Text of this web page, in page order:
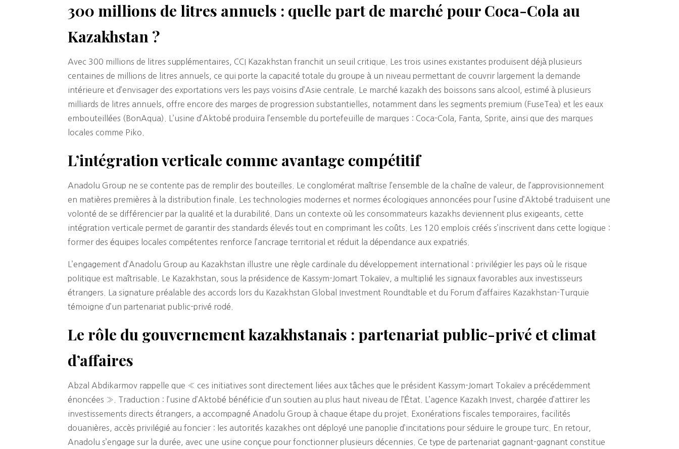
300 millions de litres annuels : quelle part de marché pour Coca-Cola au
Kazakhstan ?
Avec 300 millions de litres supplémentaires, CCI Kazakhstan franchit un seuil critique. Les trois usines existantes produisent déjà plusieurs
centaines de millions de litres annuels, ce qui porte la capacité totale du groupe à un niveau permettant de couvrir largement la demande
intérieure et d’envisager des exportations vers les pays voisins d’Asie centrale. Le marché kazakh des boissons sans alcool, estimé à plusieurs
milliards de litres annuels, offre encore des marges de progression substantielles, notamment dans les segments premium (FuseTea) et les eaux
embouteillées (BonAqua). L’usine d’Aktobé produira l’ensemble du portefeuille de marques : Coca-Cola, Fanta, Sprite, ainsi que des marques
locales comme Piko.
L’intégration verticale comme avantage compétitif
Anadolu Group ne se contente pas de remplir des bouteilles. Le conglomérat maîtrise l’ensemble de la chaîne de valeur, de l’approvisionnement
en matières premières à la distribution finale. Les technologies modernes et normes écologiques annoncées pour l’usine d’Aktobé traduisent une
volonté de se différencier par la qualité et la durabilité. Dans un contexte où les consommateurs kazakhs deviennent plus exigeants, cette
intégration verticale permet de garantir des standards élevés tout en comprimant les coûts. Les 120 emplois créés s’inscrivent dans cette logique :
former des équipes locales compétentes renforce l’ancrage territorial et réduit la dépendance aux expatriés.
L’engagement d’Anadolu Group au Kazakhstan illustre une règle cardinale du développement international : privilégier les pays où le risque
politique est maîtrisable. Le Kazakhstan, sous la présidence de Kassym-Jomart Tokaïev, a multiplié les signaux favorables aux investisseurs
étrangers. La signature préalable des accords lors du Kazakhstan Global Investment Roundtable et du Forum d’affaires Kazakhstan-Turquie
témoigne d’un partenariat public-privé rodé.
Le rôle du gouvernement kazakhstanais : partenariat public-privé et climat
d’affaires
Abzal Abdikarmov rappelle que « ces initiatives sont directement liées aux tâches que le président Kassym-Jomart Tokaïev a précédemment
énoncées ». Traduction : l’usine d’Aktobé bénéficie d’un soutien au plus haut niveau de l’État. L’agence Kazakh Invest, chargée d’attirer les
investissements directs étrangers, a accompagné Anadolu Group à chaque étape du projet. Exonérations fiscales temporaires, facilités
douanières, accès privilégié au foncier : les autorités kazakhes ont déployé une panoplie d’incitations pour séduire le groupe turc. En retour,
Anadolu s’engage sur la durée, avec une usine conçue pour fonctionner plusieurs décennies. Ce type de partenariat gagnant-gagnant constitue